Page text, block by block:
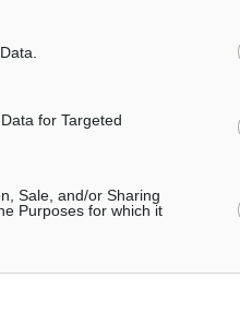
for Targeted
Sale, and/or Sharing
Purposes for which it
Μηνιαία δραστηριότητα της
– Κατασχέσεις-
Αστυνομία, συνεπής
ενημέρωσης του πολίτη για